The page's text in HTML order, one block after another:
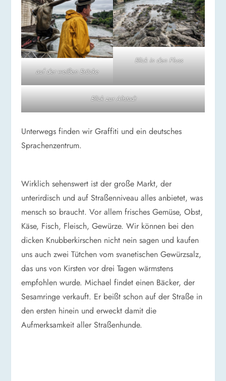
auf der weißen Brücke
Blick in den Fluss
Blick zur Altstadt
Unterwegs finden wir Graffiti und ein deutsches
Sprachenzentrum.
Wirklich sehenswert ist der große Markt, der
unterirdisch und auf Straßenniveau alles anbietet, was
mensch so braucht. Vor allem frisches Gemüse, Obst,
Käse, Fisch, Fleisch, Gewürze. Wir können bei den
dicken Knubberkirschen nicht nein sagen und kaufen
uns auch zwei Tütchen vom svanetischen Gewürzsalz,
das uns von Kirsten vor drei Tagen wärmstens
empfohlen wurde. Michael findet einen Bäcker, der
Sesamringe verkauft. Er beißt schon auf der Straße in
den ersten hinein und erweckt damit die
Aufmerksamkeit aller Straßenhunde.